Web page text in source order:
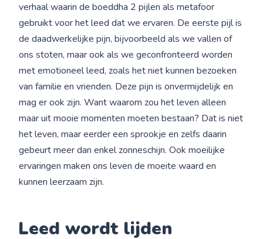
verhaal waarin de boeddha 2 pijlen als metafoor
gebruikt voor het leed dat we ervaren. De eerste pijl is
de daadwerkelijke pijn, bijvoorbeeld als we vallen of
ons stoten, maar ook als we geconfronteerd worden
met emotioneel leed, zoals het niet kunnen bezoeken
van familie en vrienden. Deze pijn is onvermijdelijk en
mag er ook zijn. Want waarom zou het leven alleen
maar uit mooie momenten moeten bestaan? Dat is niet
het leven, maar eerder een sprookje en zelfs daarin
gebeurt meer dan enkel zonneschijn. Ook moeilijke
ervaringen maken ons leven de moeite waard en
kunnen leerzaam zijn.
Leed wordt lijden